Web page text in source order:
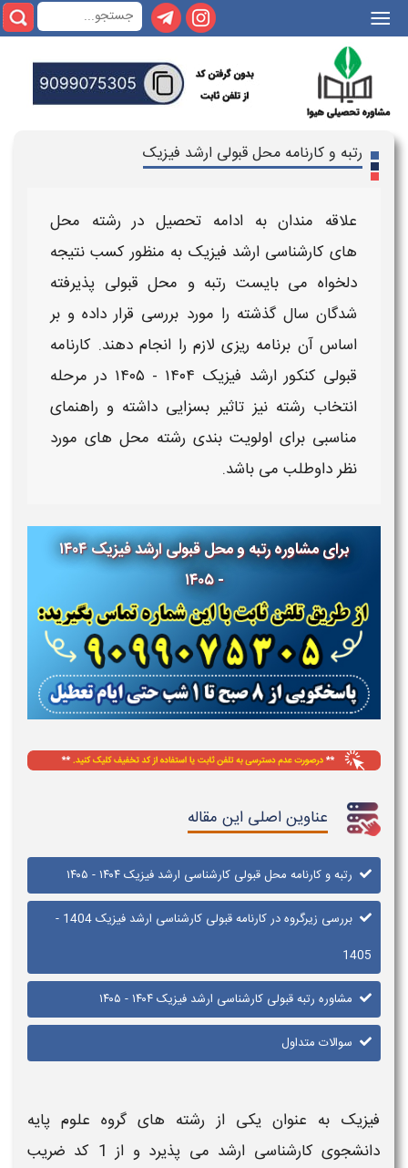
|||
رتبه و کارنامه محل قبولی ارشد فیزیک
علاقه مندان به ادامه تحصیل در رشته محل
های کارشناسی ارشد فیزیک به منظور کسب نتیجه
دلخواه می بایست رتبه و محل قبولی پذیرفته
شدگان سال گذشته را مورد بررسی قرار داده و بر
اساس آن برنامه ریزی لازم را انجام دهند. کارنامه
قبولی کنکور ارشد فیزیک ۱۴۰۴ - ۱۴۰۵
در مرحله
انتخاب رشته نیز تاثیر بسزایی داشته و راهنمای
مناسبی برای اولویت بندی رشته محل های مورد
نظر داوطلب می باشد.
برای مشاوره رتبه و محل قبولی ارشد
فیزیک ۱۴۰۴
- ۱۴۰۵
عناوین اصلی این مقاله
رتبه و کارنامه محل قبولی کارشناسی ارشد فیزیک ۱۴۰۴ - ۱۴۰۵
بررسی زیرگروه در کارنامه قبولی کارشناسی ارشد فیزیک 1404 -
1405
مشاوره رتبه قبولی کارشناسی ارشد فیزیک ۱۴۰۴ - ۱۴۰۵
سوالات متداول
فیزیکبه عنوان یکی از رشته های گروه علوم پایه
دانشجوی کارشناسی ارشد
می پذیرد و از 1 کد ضریب